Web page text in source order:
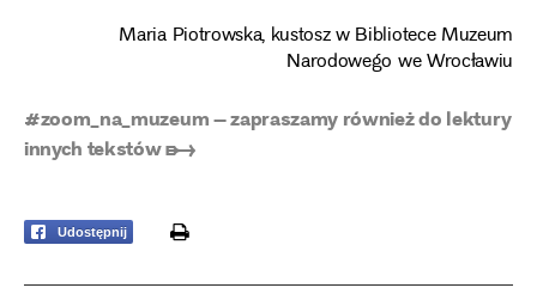
Maria Piotrowska, kustosz w Bibliotece Muzeum
Narodowego we Wrocławiu
#zoom_na_muzeum – zapraszamy również do lektury
innych tekstów ➸
Udostępnij print